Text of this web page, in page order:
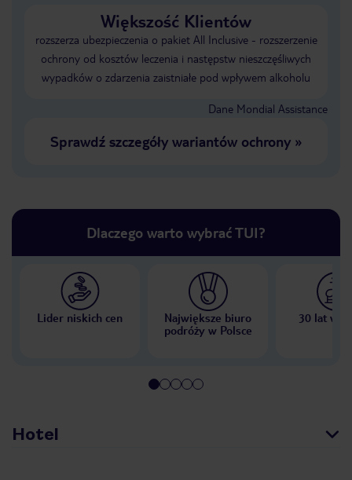
Większość Klientów
rozszerza ubezpieczenia o pakiet All Inclusive - rozszerzenie
ochrony od kosztów leczenia i następstw nieszczęśliwych
wypadków o zdarzenia zaistniałe pod wpływem alkoholu
Dane Mondial Assistance
Sprawdź szczegóły wariantów ochrony»
Dlaczego warto wybrać TUI?
Lider niskich cen
Największe biuro
podróży w Polsce
30 lat w
Hotel